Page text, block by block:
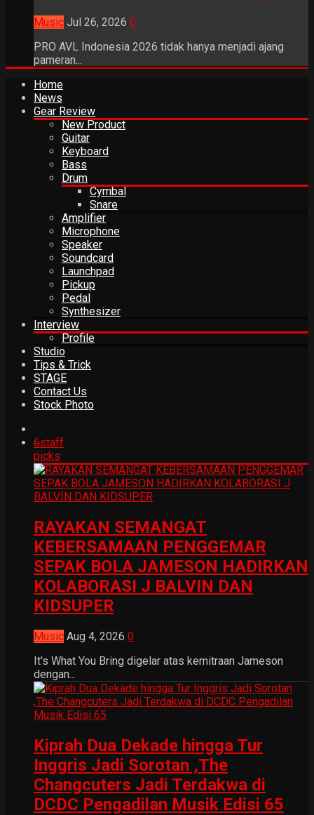
Music Jul 26, 2026 0
PRO AVL Indonesia 2026 tidak hanya menjadi ajang
pameran...
Home
News
Gear Review
New Product
Guitar
Keyboard
Bass
Drum
Cymbal
Snare
Amplifier
Microphone
Speaker
Soundcard
Launchpad
Pickup
Pedal
Synthesizer
Interview
Profile
Studio
Tips & Trick
STAGE
Contact Us
Stock Photo
6staff
picks
RAYAKAN SEMANGAT
KEBERSAMAAN PENGGEMAR
SEPAK BOLA JAMESON HADIRKAN
KOLABORASI J BALVIN DAN
KIDSUPER
Music Aug 4, 2026 0
It's What You Bring digelar atas kemitraan Jameson
dengan...
Kiprah Dua Dekade hingga Tur
Inggris Jadi Sorotan ,The
Changcuters Jadi Terdakwa di
DCDC Pengadilan Musik Edisi 65